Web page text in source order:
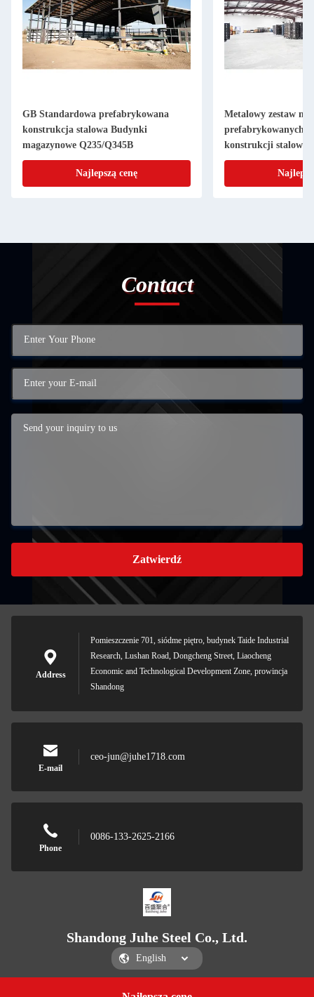
GB Standardowa prefabrykowana
konstrukcja stalowa Budynki
magazynowe Q235/Q345B
Najlepszą cenę
Metalowy zestaw
prefabrykowanych
konstrukcji
Contact
Zatwierdź
Address
Pomieszczenie 701, siódme piętro, budynek Taide Industrial
Research, Lushan Road, Dongcheng Street, Liaocheng
Economic and Technological Development Zone, prowincja
Shandong
E-mail
ceo-jun@juhe1718.com
Phone
0086-133-2625-2166
Shandong Juhe Steel Co., Ltd.